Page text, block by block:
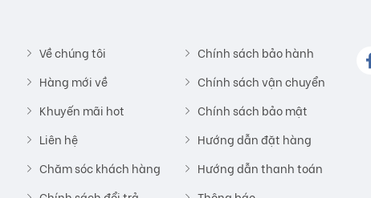
hàng
Về chúng tôi
Hàng mới về
Khuyến mãi hot
Liên hệ
Chăm sóc khách hàng
Chính sách bảo hành
Chính sách vận chuyển
Chính sách bảo mật
Hướng dẫn đặt hàng
Hướng dẫn thanh toán